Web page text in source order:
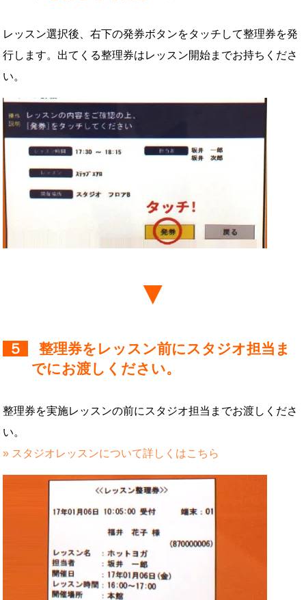
レッスン選択後、右下の発券ボタンをタッチして整理券を発
行します。出てくる整理券はレッスン開始までお持ちくださ
い。
５
整理券をレッスン前にスタジオ担当ま
でにお渡しください。
整理券を実施レッスンの前にスタジオ担当までお渡しくださ
い。
» スタジオレッスンについて詳しくはこちら